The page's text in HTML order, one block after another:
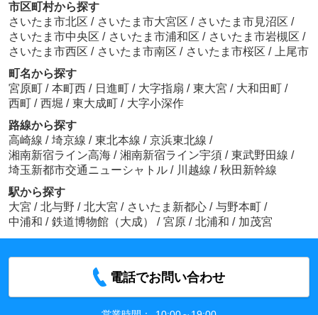
市区町村から探す
さいたま市北区 / さいたま市大宮区 / さいたま市見沼区 /
さいたま市中央区 / さいたま市浦和区 / さいたま市岩槻区 /
さいたま市西区 / さいたま市南区 / さいたま市桜区 /
上尾市
町名から探す
宮原町 / 本町西 / 日進町 / 大字指扇 / 東大宮 / 大和田町 /
西町 / 西堀 / 東大成町 / 大字小深作
路線から探す
高崎線 / 埼京線 / 東北本線 / 京浜東北線 /
湘南新宿ライン高海 / 湘南新宿ライン宇須 / 東武野田線 /
埼玉新都市交通ニューシャトル / 川越線 / 秋田新幹線
駅から探す
大宮 / 北与野 / 北大宮 / さいたま新都心 / 与野本町 /
中浦和 / 鉄道博物館（大成） / 宮原 / 北浦和 / 加茂宮
電話でお問い合わせ